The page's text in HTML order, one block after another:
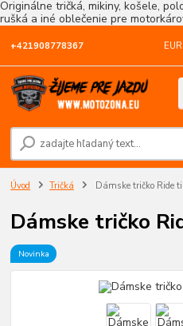
Originálne tričká, mikiny, košele,
rušká a iné oblečenie pre
EUR
+421908778367
Úvod Tričká Dámske tričko Ride
Dámske tričko
Novinka